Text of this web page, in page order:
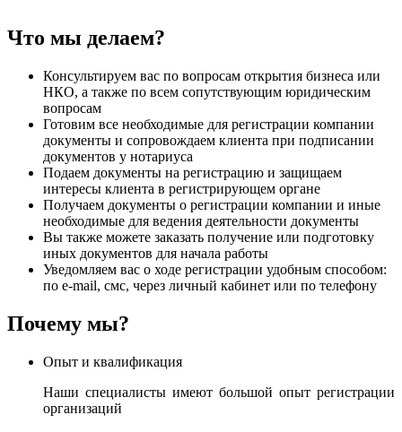
Что мы делаем?
Консультируем вас по вопросам открытия бизнеса или
НКО, а также по всем сопутствующим юридическим
вопросам
Готовим все необходимые для регистрации компании
документы и сопровождаем клиента при подписании
документов у нотариуса
Подаем документы на регистрацию и защищаем
интересы клиента в регистрирующем органе
Получаем документы о регистрации компании и иные
необходимые для ведения деятельности документы
Вы также можете заказать получение или подготовку
иных документов для начала работы
Уведомляем вас о ходе регистрации удобным способом:
по e-mail, смс, через личный кабинет или по телефону
Почему мы?
Опыт и квалификация
Наши специалисты имеют большой опыт регистрации
организаций